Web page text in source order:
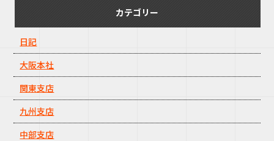
カテゴリー
日記
大阪本社
関東支店
九州支店
中部支店